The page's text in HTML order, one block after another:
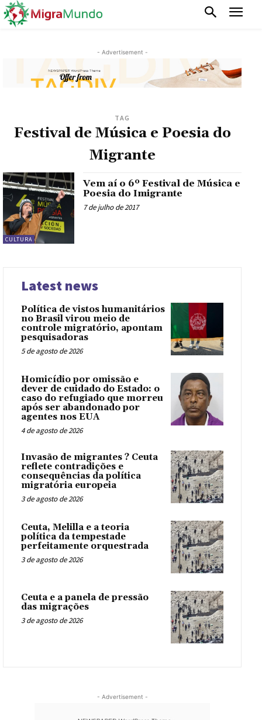
- Advertisement -
TAG
Festival de Música e Poesia do
Migrante
CULTURA
Vem aí o 6º Festival de Música e
Poesia do Imigrante
7 de julho de 2017
Latest news
Política de vistos humanitários
no Brasil virou meio de
controle migratório, apontam
pesquisadoras
5 de agosto de 2026
Homicídio por omissão e
dever de cuidado do Estado: o
caso do refugiado que morreu
após ser abandonado por
agentes nos EUA
4 de agosto de 2026
Invasão de migrantes ? Ceuta
reflete contradições e
consequências da política
migratória europeia
3 de agosto de 2026
Ceuta, Melilla e a teoria
política da tempestade
perfeitamente orquestrada
3 de agosto de 2026
Ceuta e a panela de pressão
das migrações
3 de agosto de 2026
- Advertisement -